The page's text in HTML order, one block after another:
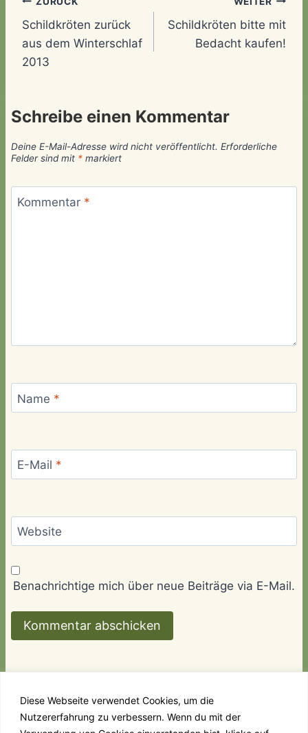
Diese Webseite verwendet Cookies, um die
Nutzererfahrung zu verbessern. Wenn du mit der
Beitragsnavigation
Schildkröten zurück
aus dem Winterschlaf
2013
Schildkröten bitte mit
Bedacht kaufen!
Schreibe einen Kommentar
Deine E-Mail-Adresse wird nicht veröffentlicht. Erforderliche
Felder sind mit * markiert
Kommentar *
Name *
E-Mail *
Website
Benachrichtige mich über neue Beiträge via E-Mail.
Links Kontakt Impressum & Datenschutz